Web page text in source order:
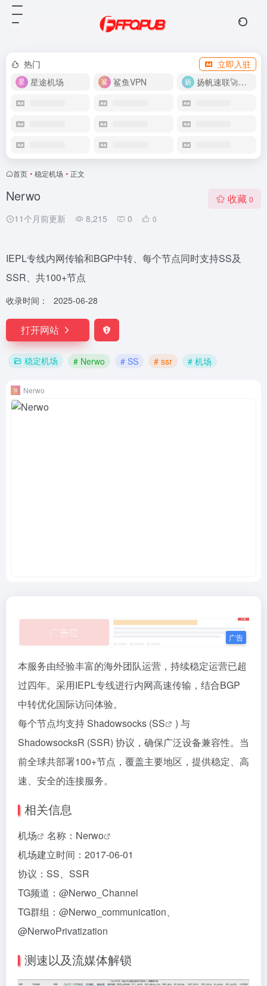
热门
立即入驻
星途机场
鲨鱼VPN 扬帆速联🚀很快
首页 • 稳定机场 • 正文
Nerwo
11个月前更新 8,215 0 0
收藏 0
IEPL专线内网传输和BGP中转、每个节点同时支持SS及
SSR、共100+节点
收录时间： 2025-06-28
打开网站
稳定机场 # Nerwo # SS # ssr # 机场
Nerwo
本服务由经验丰富的海外团队运营，持续稳定运营已超
过四年。采用IEPL专线进行内网高速传输，结合BGP
中转优化国际访问体验。
每个节点均支持 Shadowsocks (SS
) 与
ShadowsocksR (SSR) 协议，确保广泛设备兼容性。当
前全球共部署100+节点，覆盖主要地区，提供稳定、高
速、安全的连接服务。
相关信息
机场 名称： Nerwo
机场建立时间：2017-06-01
协议：SS、SSR
TG频道：@Nerwo_Channel
TG群组：@Nerwo_communication、
@NerwoPrivatization
测速以及流媒体解锁